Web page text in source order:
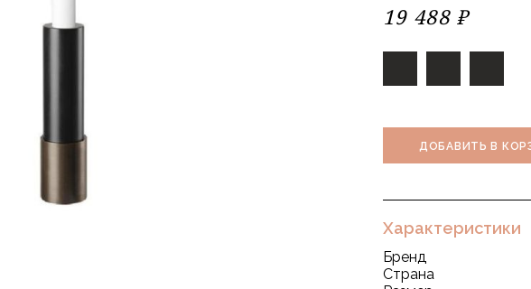
19 488 ₽
ДОБАВИТЬ В
Характеристики
Бренд
Страна